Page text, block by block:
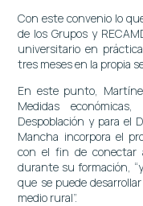
Con este convenio lo
de los Grupos y
universitario en
tres meses en la propia
En este punto,
Medidas
Despoblación y para el
Mancha incorpora el
con el fin de conectar
durante su formación,
que se puede
medio rural”.